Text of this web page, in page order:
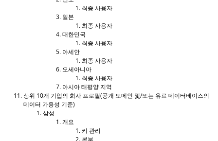
최종 사용자
일본
최종 사용자
대한민국
최종 사용자
아세안
최종 사용자
오세아니아
최종 사용자
아시아 태평양 지역
상위 10개 기업의 회사 프로필(공개 도메인 및/또는 유료 데이터베이스의
데이터 가용성 기준)
삼성
개요
키 관리
본부